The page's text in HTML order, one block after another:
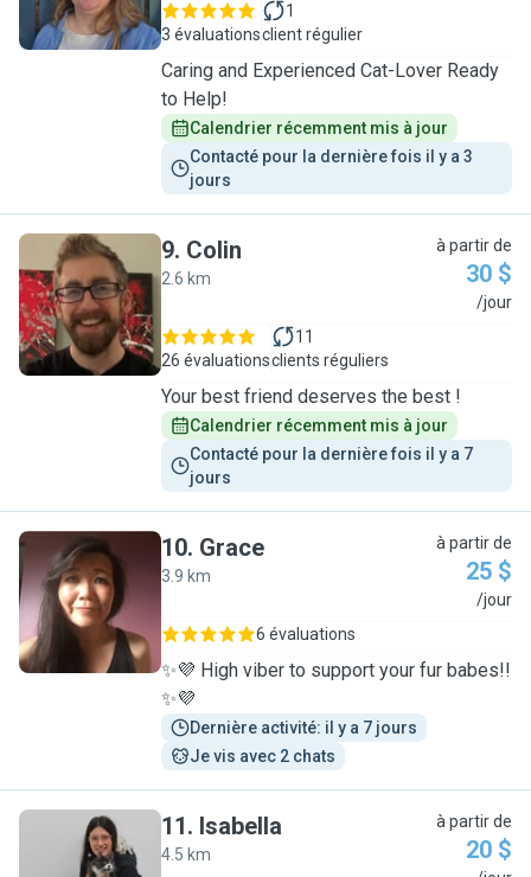
3 évaluations
1
client régulier
Caring and Experienced Cat-Lover Ready
to Help!
Calendrier récemment mis à jour
Contacté pour la dernière fois il y a 3
jours
C
9. Colin
2.6 km
à partir de
30 $
/jour
26 évaluations
11
clients réguliers
Your best friend deserves the best !
Calendrier récemment mis à jour
Contacté pour la dernière fois il y a 7
jours
G
10. Grace
3.9 km
à partir de
25 $
/jour
6 évaluations
✨💜 High viber to support your fur babes!!
✨💜
Dernière activité: il y a 7 jours
Je vis avec 2 chats
11. Isabella
4.5 km
à partir de
20 $